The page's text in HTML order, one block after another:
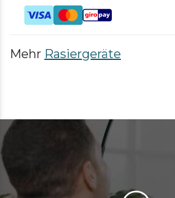
Mehr Rasiergeräte